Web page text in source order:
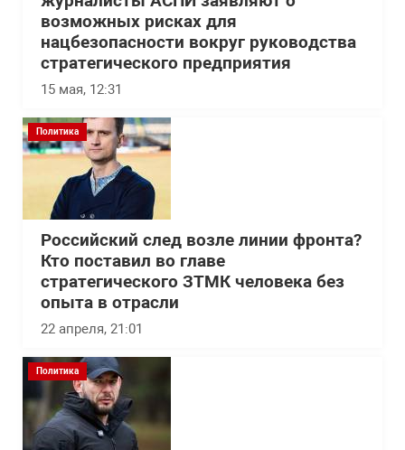
возможных рисках для
нацбезопасности вокруг руководства
стратегического предприятия
15 мая, 12:31
Политика
Российский след возле линии фронта?
Кто поставил во главе
стратегического ЗТМК человека без
опыта в отрасли
22 апреля, 21:01
Политика